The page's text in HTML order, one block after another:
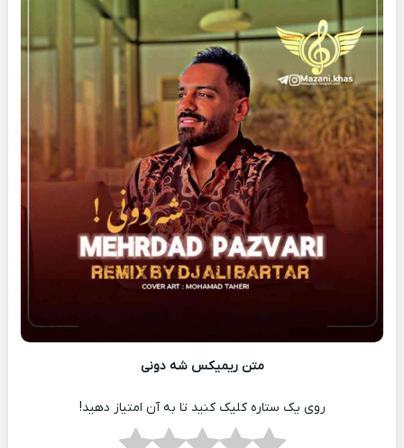
متن ریمیکس شه دونی
روی یک ستاره کلیک کنید تا به آن امتیاز دهید!